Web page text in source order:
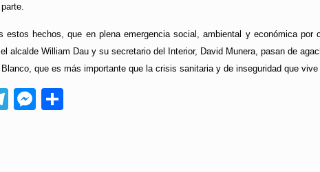
estos hechos, que en plena emergencia social, ambiental y económica
alcalde William Dau y su secretario del Interior, David Munera, pasan de
que es más importante que la crisis sanitaria y de inseguridad que vive
Telegram
Messenger
Compartir